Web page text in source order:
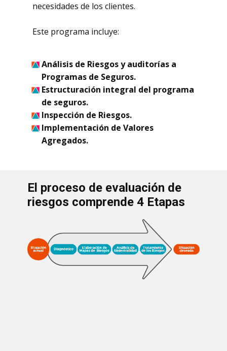
necesidades de los clientes.
Este programa incluye:
Análisis de Riesgos y auditorías a
Programas de Seguros.
Estructuración integral del programa
de seguros.
Inspección de Riesgos.
Implementación de Valores
Agregados.
El proceso de evaluación de
riesgos comprende 4 Etapas